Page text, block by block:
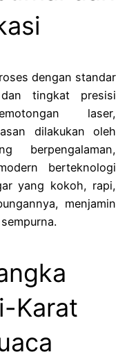
dengan standar
tingkat presisi
laser,
dilakukan oleh
berteknologi
yang kokoh, rapi,
menjamin
Karat